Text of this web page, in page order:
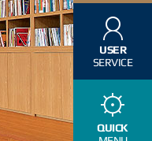
USER
SERVICE
QUICK